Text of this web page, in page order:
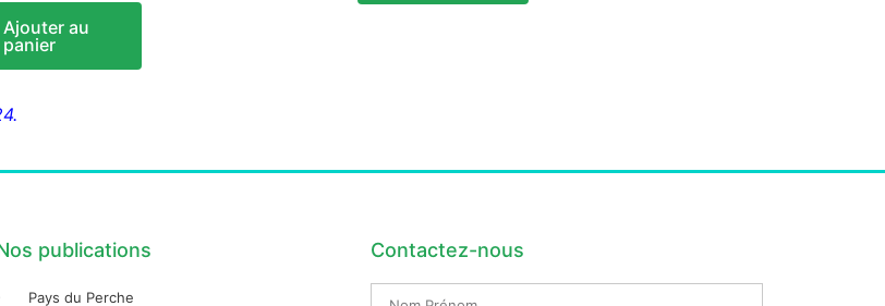
Ajouter au
panier
publications
Pays du Perche
Contactez-nous